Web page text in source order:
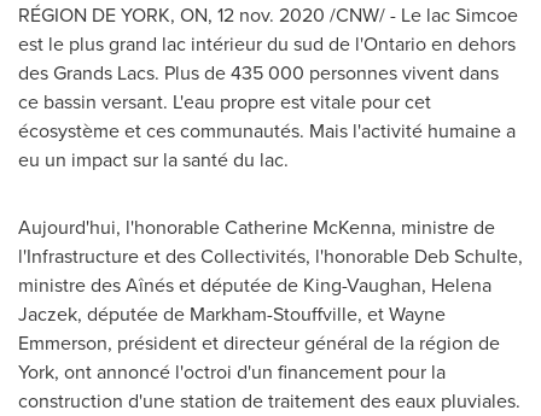
RÉGION DEYORK, ON, 12 nov. 2020 /CNW/ - Le lacSimcoe
est le plus grand lac intérieur du sud de l'Ontarioen dehors
des Grands Lacs. Plus de 435 000 personnes vivent dans
ce bassin versant. L'eau propre est vitale pour cet
écosystème et ces communautés. Mais l'activité humaine a
eu un impact sur la santé du lac.
Aujourd'hui, l'honorableCatherine McKenna, ministre de
l'Infrastructure et des Collectivités, l'honorable Deb Schulte,
ministre des Aînés et députée de King-Vaughan, Helena
Jaczek, députée de Markham-Stouffville, etWayne
Emmerson, président et directeur général de la région de
York, ont annoncé l'octroi d'un financement pour la
construction d'une station de traitement des eaux pluviales.